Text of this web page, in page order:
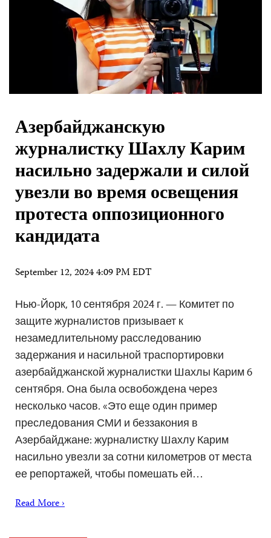
Азербайджанскую
журналистку Шахлу Карим
насильно задержали и силой
увезли во время освещения
протеста оппозиционного
кандидата
September 12, 2024 4:09 PM EDT
Нью-Йорк, 10 сентября 2024 г. — Комитет по
защите журналистов призывает к
незамедлительному расследованию
задержания и насильной траспортировки
азербайджанской журналистки Шахлы Карим 6
сентября. Она была освобождена через
несколько часов. «Это еще один пример
преследования СМИ и беззакония в
Азербайджане: журналистку Шахлу Карим
насильно увезли за сотни километров от места
ее репортажей, чтобы помешать ей…
Read More ›